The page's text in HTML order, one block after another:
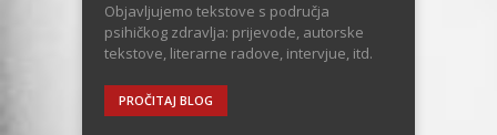
Objavljujemo tekstove s područja
psihičkog zdravlja: prijevode, autorske
tekstove, literarne radove, intervjue, itd.
PROČITAJ BLOG